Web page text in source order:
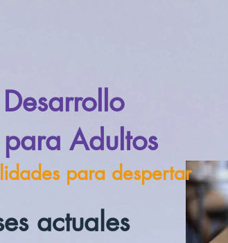
actuales
Adultos
para despertar